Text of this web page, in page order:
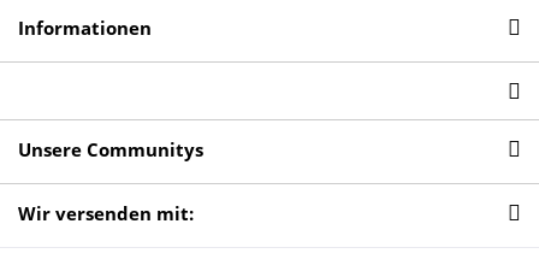
Informationen
Unsere Communitys
Wir versenden mit: